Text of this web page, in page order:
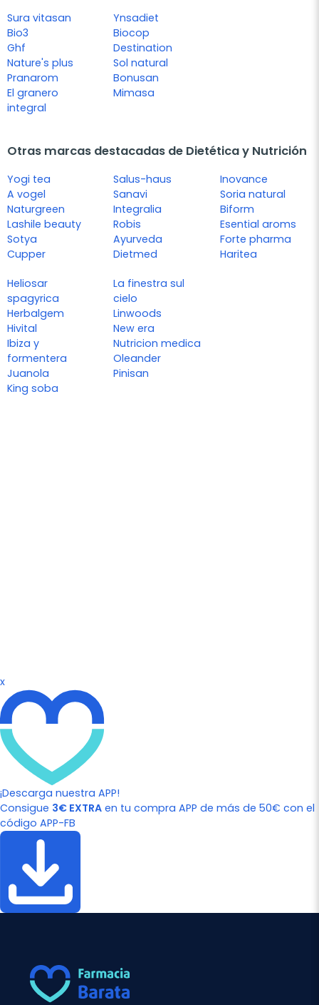
Sura vitasan
Bio3
Ghf
Nature's plus
Pranarom
El granero
integral
Ynsadiet
Biocop
Destination
Sol natural
Bonusan
Mimasa
Otras marcas destacadas de Dietética y Nutrición
Yogi tea
A vogel
Naturgreen
Lashile beauty
Sotya
Cupper
Salus-haus
Sanavi
Integralia
Robis
Ayurveda
Dietmed
Inovance
Soria natural
Biform
Esential aroms
Forte pharma
Haritea
Heliosar
spagyrica
Herbalgem
Hivital
Ibiza y
formentera
Juanola
King soba
La finestra sul
cielo
Linwoods
New era
Nutricion medica
Oleander
Pinisan
x
¡Descarga nuestra APP!
Consigue 3€ EXTRA en tu compra APP de más de 50€ con el
código APP-FB